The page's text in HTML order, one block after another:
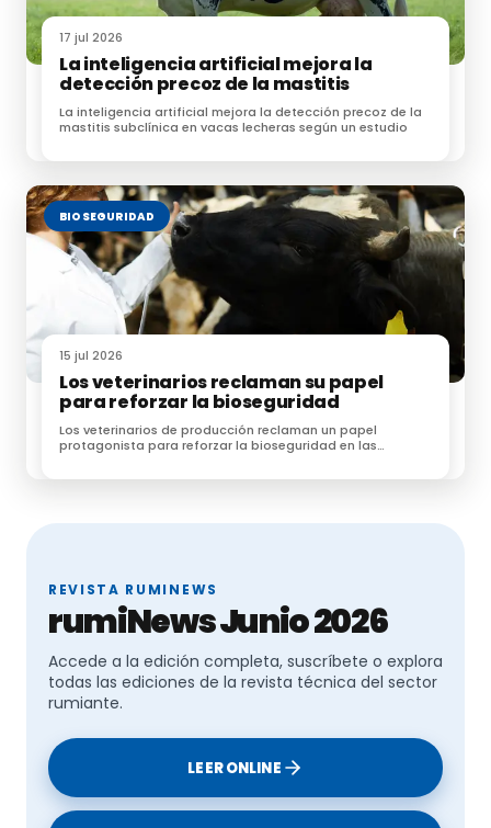
a los agricultores con las contribuciones de los
participantes en el mercado descendente. Ampliar
los incentivos financieros para los agricultores
requerirá probablemente la cooperación y
colaboración de los participantes y partes
interesadas en la cadena de valor. Con esa
participación, se cree posible reducir las emisiones de
GEI en la cadena de valor láctea a largo plazo y
acelerar el ritmo de reducción.
Referencias:
Rabobank
Le puede interesar:
¿Harina de pescado en la alimentación
bovina?
Nuevo pastoreo caprino del siglo XXI
17 jul 2026
La inteligencia artificial mejora la
detección precoz de la mastitis
La inteligencia artificial mejora la detección precoz de la
mastitis subclínica en vacas lecheras según un estudio
BIOSEGURIDAD
15 jul 2026
Los veterinarios reclaman su papel
para reforzar la bioseguridad
Los veterinarios de producción reclaman un papel
protagonista para reforzar la bioseguridad en las
REVISTA RUMINEWS
rumiNews Junio 2026
Accede a la edición completa, suscríbete o explora
todas las ediciones de la revista técnica del sector
rumiante.
LEER ONLINE